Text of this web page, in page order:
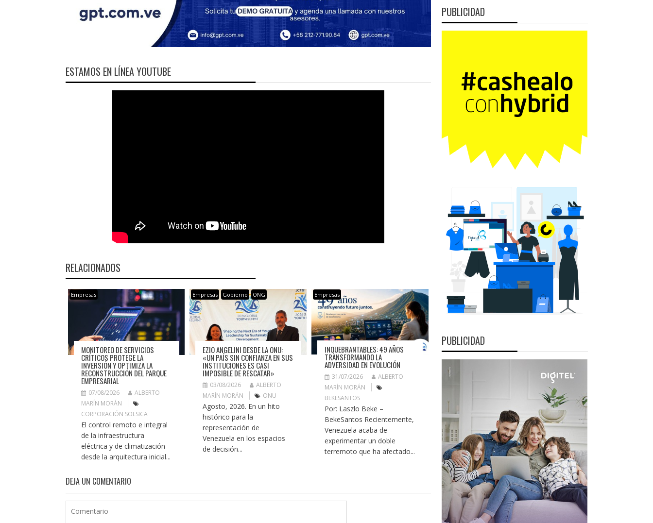
ESTAMOS EN LÍNEA YOUTUBE
RELACIONADOS
Empresas
MONITOREO DE SERVICIOS
CRÍTICOS PROTEGE LA
INVERSIÓN Y OPTIMIZA LA
RECONSTRUCCIÓN DEL PARQUE
EMPRESARIAL
07/08/2026
ALBERTO
MARÍN MORÁN
CORPORACIÓN SOLSICA
El control remoto e integral
de la infraestructura
eléctrica y de climatización
desde la arquitectura inicial...
Empresas Gobierno ONG
EZIO ANGELINI DESDE LA ONU:
«UN PAÍS SIN CONFIANZA EN SUS
INSTITUCIONES ES CASI
IMPOSIBLE DE RESCATAR»
03/08/2026
ALBERTO
MARÍN MORÁN
ONU
Agosto, 2026. En un hito
histórico para la
representación de
Venezuela en los espacios
de decisión...
Empresas
INQUEBRANTABLES: 49 AÑOS
TRANSFORMANDO LA
ADVERSIDAD EN EVOLUCIÓN
31/07/2026
ALBERTO
MARÍN MORÁN
BEKESANTOS
Por: Laszlo Beke –
BekeSantos Recientemente,
Venezuela acaba de
experimentar un doble
terremoto que ha afectado...
DEJA UN COMENTARIO
PUBLICIDAD
PUBLICIDAD